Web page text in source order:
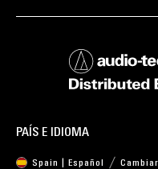
PAÍS E IDIOMA
Spain | Español